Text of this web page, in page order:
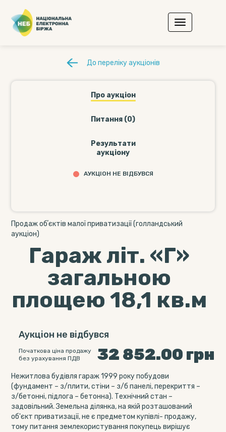
До переліку аукціонів
Про аукціон
Питання (0)
Результати
аукціону
АУКЦІОН НЕ ВІДБУВСЯ
Продаж обʼєктів малої приватизації (голландський
аукціон)
Гараж літ. «Г»
загальною
площею 18,1 кв.м
Аукціон не відбувся
Початкова ціна продажу
без урахування ПДВ
32 852.00 грн
Нежитлова будівля гараж 1999 року побудови
(фундамент – з/плити, стіни – з/б панелі, перекриття –
з/бетонні, підлога – бетонна). Технічний стан –
задовільний. Земельна ділянка, на якій розташований
об'єкт приватизації, не є предметом купівлі- продажу,
тому питання землекористування покупець вирішує